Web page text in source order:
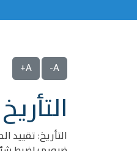
A-
A+
التأريخ
التأريخ: